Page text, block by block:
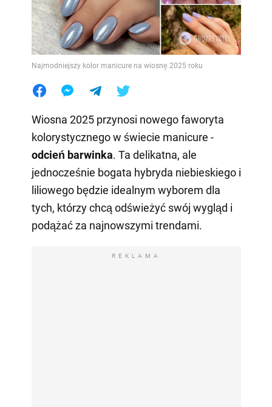
Najmodniejszy kolor manicure na wiosnę 2025 roku
Wiosna 2025 przynosi nowego faworyta
kolorystycznego w świecie manicure -
odcień barwinka. Ta delikatna, ale
jednocześnie bogata hybryda niebieskiego i
liliowego będzie idealnym wyborem dla
tych, którzy chcą odświeżyć swój wygląd i
podążać za najnowszymi trendami.
REKLAMA